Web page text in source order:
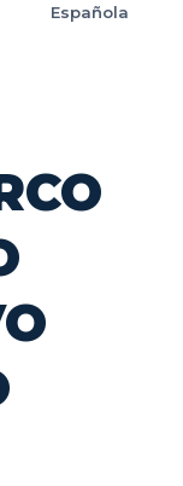
Española